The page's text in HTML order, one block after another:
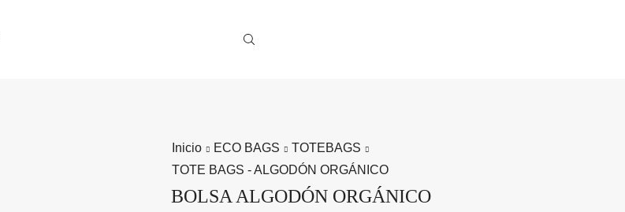
Inicio ECO BAGS
TOTEBAGS
TOTE BAGS - ALGODÓN ORGÁNICO
BOLSA ALGODÓN ORGÁNICO